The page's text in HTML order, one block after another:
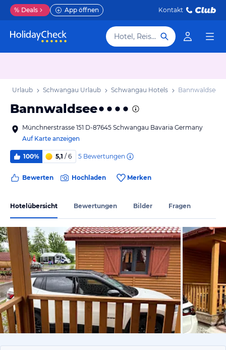
% Deals App öffnen Kontakt
Hotel, Reiseziel
Urlaub Schwangau Urlaub Schwangau Hotels Bannwaldsee
Bannwaldsee
Münchnerstrasse 151 D-87645 Schwangau Bavaria Germany
Auf Karte anzeigen
100% 5,1 / 6 5 Bewertungen
Bewerten Hochladen Merken
Hotelübersicht Bewertungen Bilder Fragen
von Ingrid,